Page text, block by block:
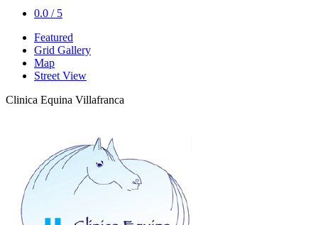
0.0 / 5
Featured
Grid Gallery
Map
Street View
Clinica Equina Villafranca